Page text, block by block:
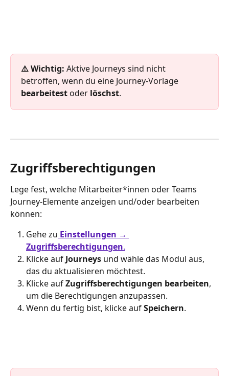
⚠️ Wichtig: Aktive Journeys sind nicht
betroffen, wenn du eine Journey-Vorlage
bearbeitest oder löschst.
Zugriffsberechtigungen
Lege fest, welche Mitarbeiter*innen oder Teams
Journey-Elemente anzeigen und/oder bearbeiten
können:
Gehe zu Einstellungen →
Zugriffsberechtigungen.
Klicke auf Journeys und wähle das Modul aus,
das du aktualisieren möchtest.
Klicke auf Zugriffsberechtigungen bearbeiten,
um die Berechtigungen anzupassen.
Wenn du fertig bist, klicke auf Speichern.